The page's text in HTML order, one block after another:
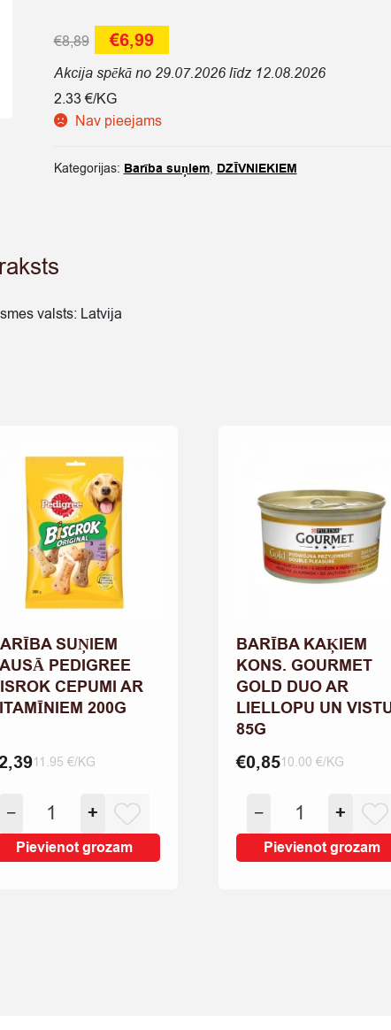
€8,89
Original
price
was:
€8,89.
€6,99
price
Akcija spēkā no 29.07.2026 līdz 12.08.2026
2.33 €/KG
Nav pieejams
Kategorijas: Barība suņiem, DZĪVNIEKIEM
valsts: Latvija
SUŅIEM
PEDIGREE
CEPUMI AR
200G
11.95 €/KG
−
BARĪBA
SUŅIEM
SAUSĀ
PEDIGREE
+
Pievienot grozam
BARĪBA KAĶIEM
KONS. GOURMET
GOLD DUO AR
LIELLOPU UN
85G
€0,8510.00 €/KG
−
BARĪBA
KAĶIEM
KONS.
GOURMET
+
Pievienot grozam